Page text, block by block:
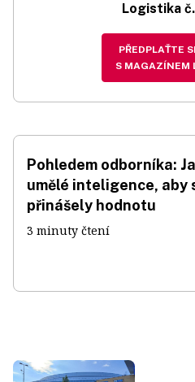
Logistika
PŘEDPLAŤTE
S MAGAZÍNEM
Pohledem odborníka:
umělé inteligence, aby
přinášely hodnotu
3 minuty čtení